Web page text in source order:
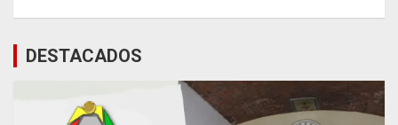
DESTACADOS